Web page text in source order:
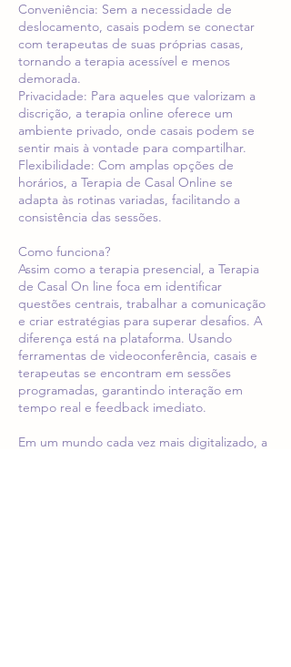
Conveniência: Sem a necessidade de
deslocamento, casais podem se conectar
com terapeutas de suas próprias casas,
tornando a terapia acessível e menos
demorada.
Privacidade: Para aqueles que valorizam a
discrição, a terapia online oferece um
ambiente privado, onde casais podem se
sentir mais à vontade para compartilhar.
Flexibilidade: Com amplas opções de
horários, a Terapia de Casal Online se
adapta às rotinas variadas, facilitando a
consistência das sessões.
Como funciona?
Assim como a terapia presencial, a Terapia
de Casal On line foca em identificar
questões centrais, trabalhar a comunicação
e criar estratégias para superar desafios. A
diferença está na plataforma. Usando
ferramentas de videoconferência, casais e
terapeutas se encontram em sessões
programadas, garantindo interação em
tempo real e feedback imediato.
Em um mundo cada vez mais digitalizado, a